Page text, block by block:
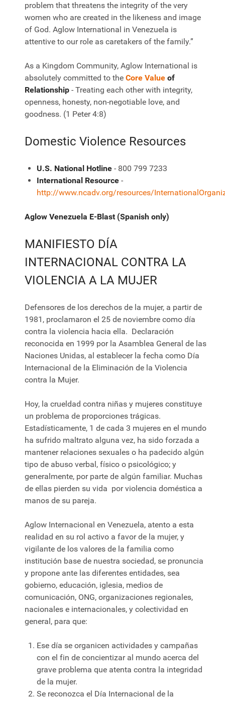
problem that threatens the integrity of the very
women who are created in the likeness and image
of God. Aglow International in Venezuela is
attentive to our role as caretakers of the family.”
As a Kingdom Community, Aglow International is
absolutely committed to the Core Value of
Relationship - Treating each other with integrity,
openness, honesty, non-negotiable love, and
goodness. (1 Peter 4:8)
Domestic Violence Resources
U.S. National Hotline - 800 799 7233
International Resource -
http://www.ncadv.org/resources/
Aglow Venezuela E-Blast (Spanish only)
MANIFIESTO DÍA
INTERNACIONAL CONTRA LA
VIOLENCIA A LA MUJER
Defensores de los derechos de la mujer, a partir de
1981, proclamaron el 25 de noviembre como día
contra la violencia hacia ella. Declaración
reconocida en 1999 por la Asamblea General de las
Naciones Unidas, al establecer la fecha como Día
Internacional de la Eliminación de la Violencia
contra la Mujer.
Hoy, la crueldad contra niñas y mujeres constituye
un problema de proporciones trágicas.
Estadísticamente, 1 de cada 3 mujeres en el mundo
ha sufrido maltrato alguna vez, ha sido forzada a
mantener relaciones sexuales o ha padecido algún
tipo de abuso verbal, físico o psicológico; y
generalmente, por parte de algún familiar. Muchas
de ellas pierden su vida por violencia doméstica a
manos de su pareja.
Aglow Internacional en Venezuela, atento a esta
realidad en su rol activo a favor de la mujer, y
vigilante de los valores de la familia como
institución base de nuestra sociedad, se pronuncia
y propone ante las diferentes entidades, sea
gobierno, educación, iglesia, medios de
comunicación, ONG, organizaciones regionales,
nacionales e internacionales, y colectividad en
general, para que:
Ese día se organicen actividades y campañas
con el fin de concientizar al mundo acerca del
grave problema que atenta contra la integridad
de la mujer.
Se reconozca el Día Internacional de la